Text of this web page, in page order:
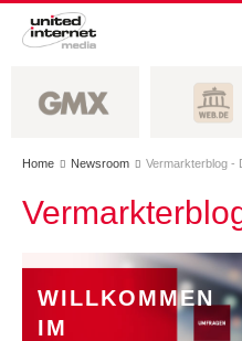
Home  Newsroom  Vermarkterblog -
WILLKOMMEN
IM